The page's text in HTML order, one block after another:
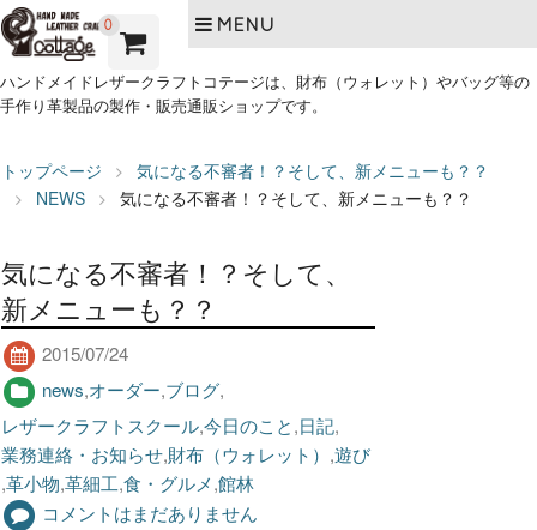
0 MENU
ハンドメイドレザークラフトコテージは、財布（ウォレット）やバッグ等の
手作り革製品の製作・販売通販ショップです。
トップページ
気になる不審者！？そして、新メニューも？？
NEWS
気になる不審者！？そして、新メニューも？？
気になる不審者！？そして、
新メニューも？？
2015/07/24
news,オーダー,ブログ,
レザークラフトスクール,今日のこと,日記,
業務連絡・お知らせ,財布（ウォレット） ,遊び
,革小物,革細工,食・グルメ,館林
コメントはまだありません